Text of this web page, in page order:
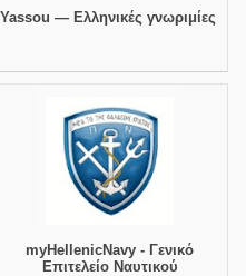
Yassou — Ελληνικές γνωριμίες
myHellenicNavy - Γενικό
Επιτελείο Ναυτικού